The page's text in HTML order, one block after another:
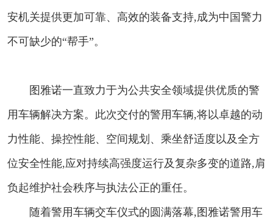
安机关提供更加可靠、高效的装备支持,成为中国警力
不可缺少的“帮手”。
图雅诺一直致力于为公共安全领域提供优质的警
用车辆解决方案。此次交付的警用车辆,将以卓越的动
力性能、操控性能、空间规划、乘坐舒适度以及全方
位安全性能,应对持续高强度运行及复杂多变的道路,肩
负起维护社会秩序与执法公正的重任。
随着警用车辆交车仪式的圆满落幕,图雅诺警用车